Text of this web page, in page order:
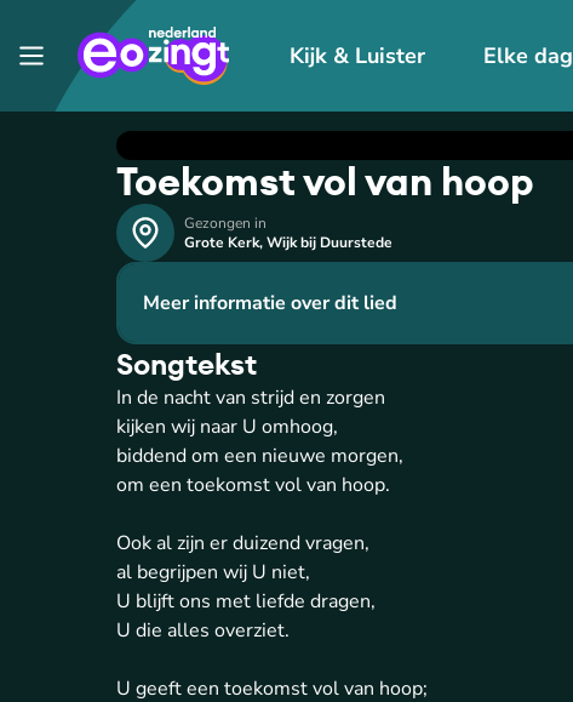
Kijk & Luister Elke dag
Toekomst vol van hoop
Gezongen in
Grote Kerk,Wijk bij Duurstede
Meer informatie over dit lied
Songtekst
In de nacht van strijd en zorgen
kijken wij naar U omhoog,
biddend om een nieuwe morgen,
om een toekomst vol van hoop.
Ook al zijn er duizend vragen,
al begrijpen wij U niet,
U blijft ons met liefde dragen,
U die alles overziet.
U geeft een toekomst vol van hoop;